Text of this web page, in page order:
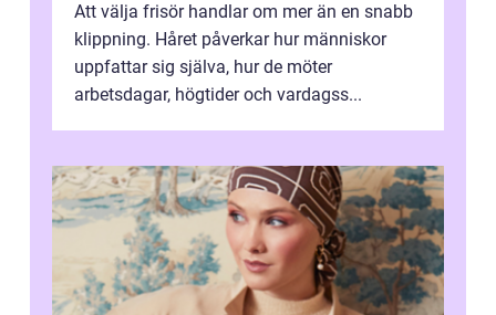
Att välja frisör handlar om mer än en snabb
klippning. Håret påverkar hur människor
uppfattar sig själva, hur de möter
arbetsdagar, högtider och vardagss...